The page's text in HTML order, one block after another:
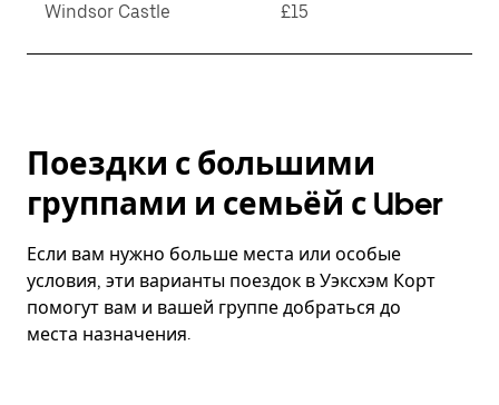
Windsor Castle £15
Поездки с большими
группами и семьёй с Uber
Если вам нужно больше места или особые
условия, эти варианты поездок в Уэксхэм Корт
помогут вам и вашей группе добраться до
места назначения.